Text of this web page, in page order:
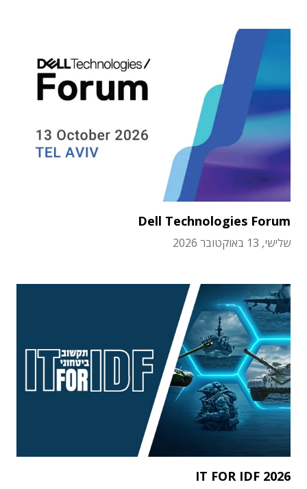
Dell Technologies Forum
שלישי, 13 באוקטובר 2026
IT FOR IDF 2026